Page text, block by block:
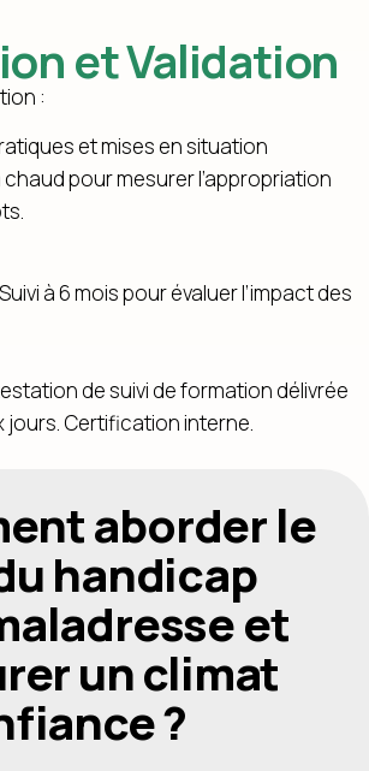
et Validation
:
et mises en situation
chaud pour mesurer l’appropriation
à 6 mois pour évaluer l’impact des
de suivi de formation délivrée
jours. Certification interne.
aborder le
handicap
et
un climat
?​